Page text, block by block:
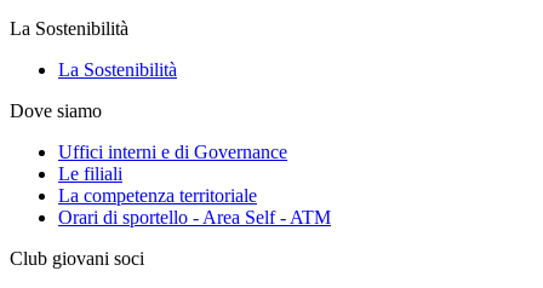
La Sostenibilità
La Sostenibilità
Dove siamo
Uffici interni e di Governance
Le filiali
La competenza territoriale
Orari di sportello - Area Self - ATM
Club giovani soci